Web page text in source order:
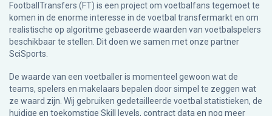
FootballTransfers (FT) is een project om voetbalfans tegemoet te
komen in de enorme interesse in de voetbal transfermarkt en om
realistische op algoritme gebaseerde waarden van voetbalspelers
beschikbaar te stellen. Dit doen we samen met onze partner
SciSports
De waarde van een voetballer is momenteel gewoon wat de
teams, spelers en makelaars bepalen door simpel te zeggen wat
ze waard zijn. Wij gebruiken gedetailleerde voetbal statistieken, de
huidige en toekomstige Skill levels, contract data en nog meer